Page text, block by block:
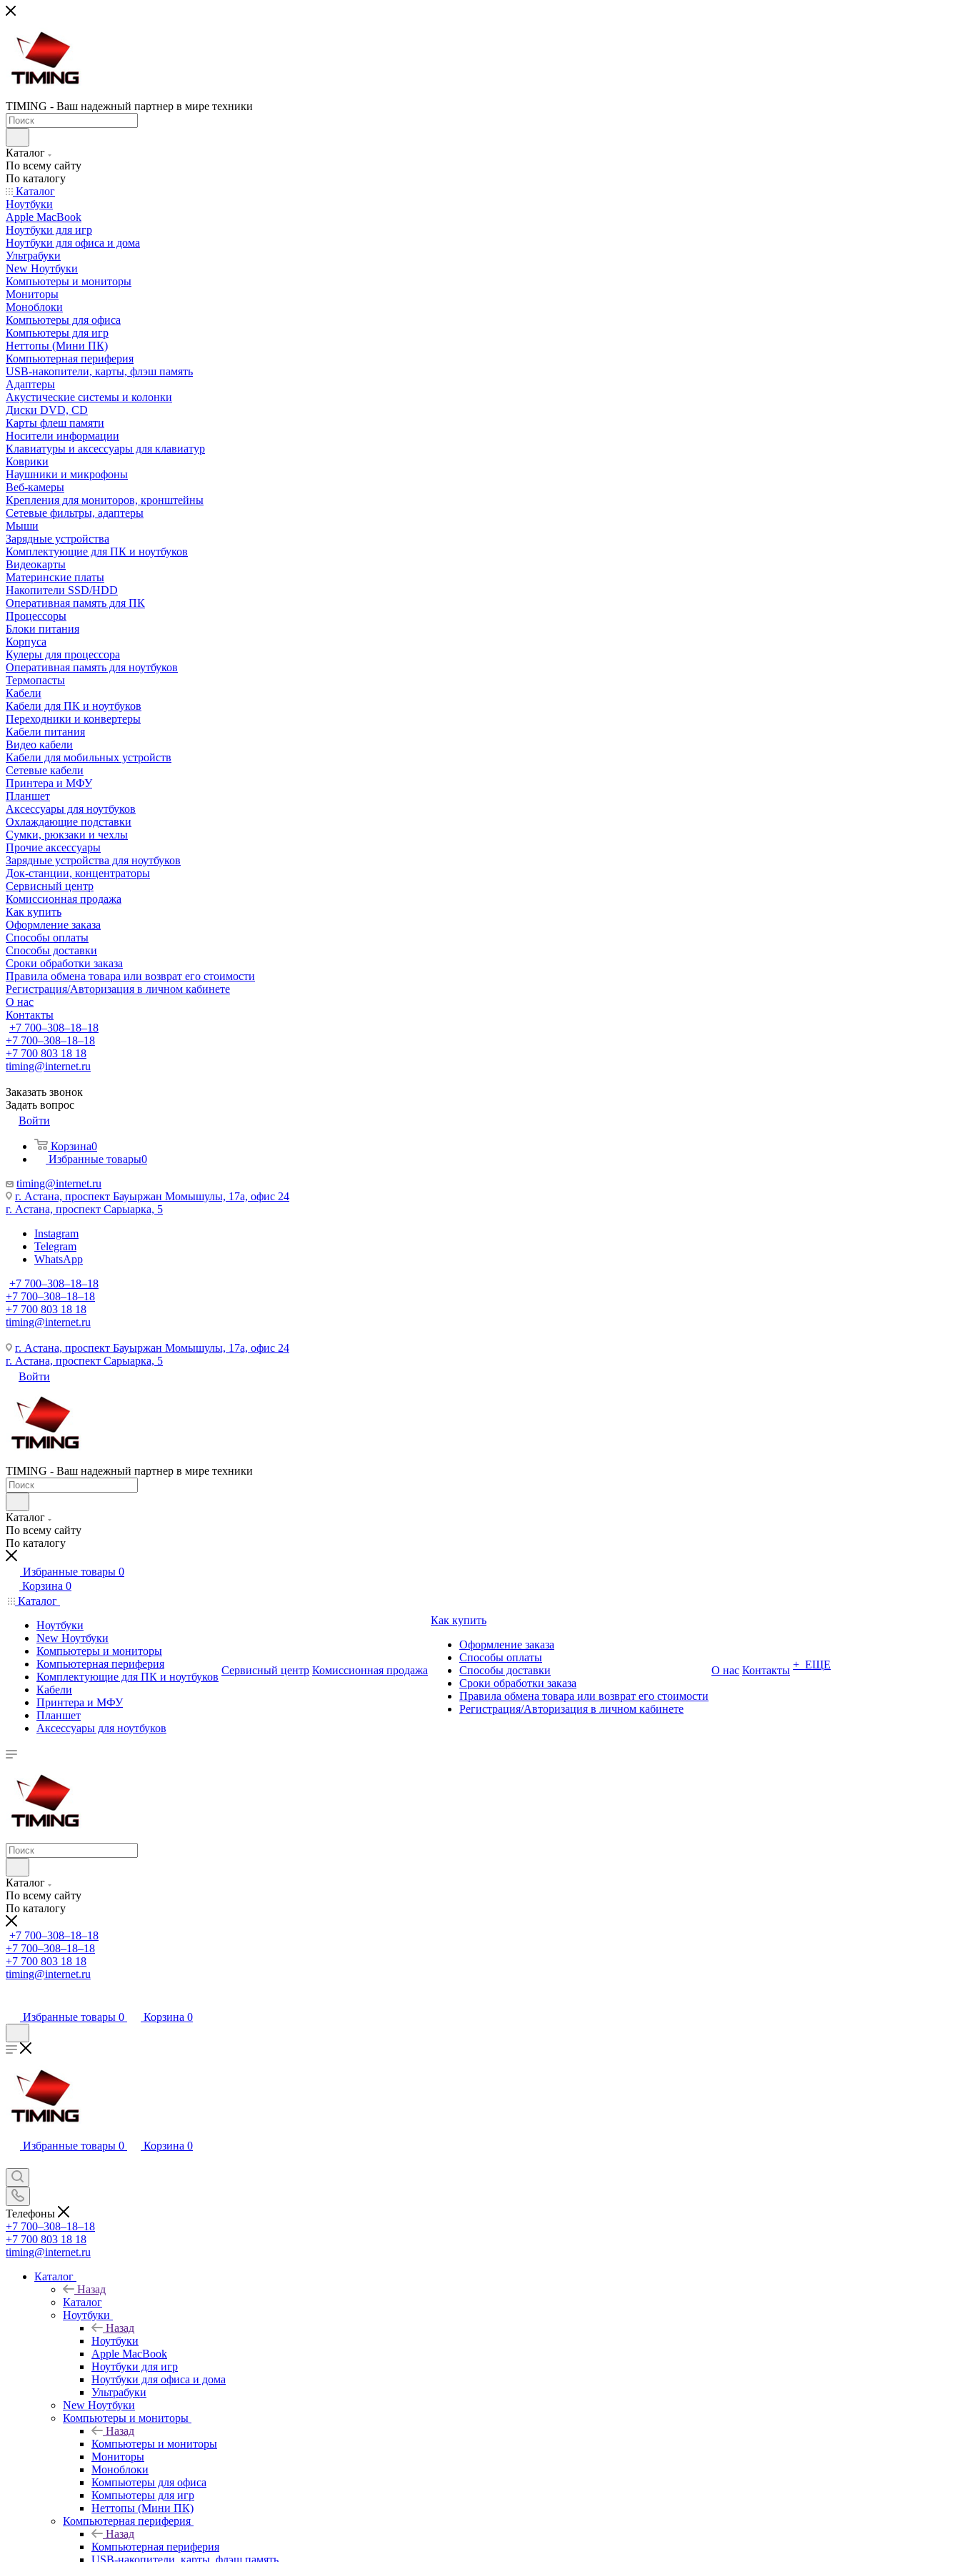
TIMING - Ваш надежный партнер в мире техники
Каталог
По всему сайту
По каталогу
Каталог
Ноутбуки
Apple MacBook
Ноутбуки для игр
Ноутбуки для офиса и дома
Ультрабуки
New Ноутбуки
Компьютеры и мониторы
Мониторы
Моноблоки
Компьютеры для офиса
Компьютеры для игр
Неттопы (Мини ПК)
Компьютерная периферия
USB-накопители, карты, флэш память
Адаптеры
Акустические системы и колонки
Диски DVD, CD
Карты флеш памяти
Носители информации
Клавиатуры и аксессуары для клавиатур
Коврики
Наушники и микрофоны
Веб-камеры
Крепления для мониторов, кронштейны
Сетевые фильтры, адаптеры
Мыши
Зарядные устройства
Комплектующие для ПК и ноутбуков
Видеокарты
Материнские платы
Накопители SSD/HDD
Оперативная память для ПК
Процессоры
Блоки питания
Корпуса
Кулеры для процессора
Оперативная память для ноутбуков
Термопасты
Кабели
Кабели для ПК и ноутбуков
Переходники и конвертеры
Кабели питания
Видео кабели
Кабели для мобильных устройств
Сетевые кабели
Принтера и МФУ
Планшет
Аксессуары для ноутбуков
Охлаждающие подставки
Сумки, рюкзаки и чехлы
Прочие аксессуары
Зарядные устройства для ноутбуков
Док-станции, концентраторы
Сервисный центр
Комиссионная продажа
Как купить
Оформление заказа
Способы оплаты
Способы доставки
Сроки обработки заказа
Правила обмена товара или возврат его стоимости
Регистрация/Авторизация в личном кабинете
О нас
Контакты
+7 700‒308‒18‒18
+7 700‒308‒18‒18
+7 700 803 18 18
timing@internet.ru
Заказать звонок
Задать вопрос
Войти
Корзина0
Избранные товары0
timing@internet.ru
г. Астана, проспект Бауыржан Момышулы, 17а, офис 24
г. Астана, проспект Сарыарка, 5
Instagram
Telegram
WhatsApp
+7 700‒308‒18‒18
+7 700‒308‒18‒18
+7 700 803 18 18
timing@internet.ru
г. Астана, проспект Бауыржан Момышулы, 17а, офис 24
г. Астана, проспект Сарыарка, 5
Войти
TIMING - Ваш надежный партнер в мире техники
Каталог
По всему сайту
По каталогу
Избранные товары 0
Корзина 0
Каталог
Ноутбуки
New Ноутбуки
Компьютеры и мониторы
Компьютерная периферия
Комплектующие для ПК и ноутбуков
Кабели
Принтера и МФУ
Планшет
Аксессуары для ноутбуков
Сервисный центр Комиссионная продажа
Как купить
Оформление заказа
Способы оплаты
Способы доставки
Сроки обработки заказа
Правила обмена товара или возврат его стоимости
Регистрация/Авторизация в личном кабинете
О нас Контакты + ЕЩЕ
Каталог
По всему сайту
По каталогу
+7 700‒308‒18‒18
+7 700‒308‒18‒18
+7 700 803 18 18
timing@internet.ru
Избранные товары 0 Корзина 0
Избранные товары 0 Корзина 0
Телефоны
+7 700‒308‒18‒18
+7 700 803 18 18
timing@internet.ru
Каталог
Назад
Каталог
Ноутбуки
Назад
Ноутбуки
Apple MacBook
Ноутбуки для игр
Ноутбуки для офиса и дома
Ультрабуки
New Ноутбуки
Компьютеры и мониторы
Назад
Компьютеры и мониторы
Мониторы
Моноблоки
Компьютеры для офиса
Компьютеры для игр
Неттопы (Мини ПК)
Компьютерная периферия
Назад
Компьютерная периферия
USB-накопители, карты, флэш память